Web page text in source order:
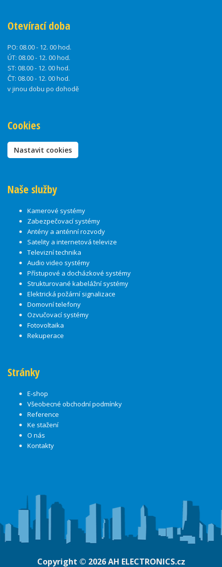
Otevírací doba
PO: 08.00 - 12. 00 hod.
ÚT: 08.00 - 12. 00 hod.
ST: 08.00 - 12. 00 hod.
ČT: 08.00 - 12. 00 hod.
v jinou dobu po dohodě
Cookies
Nastavit cookies
Naše služby
Kamerové systémy
Zabezpečovací systémy
Antény a anténní rozvody
Satelity a internetová televize
Televizní technika
Audio video systémy
Přístupové a docházkové systémy
Strukturované kabelážní systémy
Elektrická požární signalizace
Domovní telefony
Ozvučovací systémy
Fotovoltaika
Rekuperace
Stránky
E-shop
Všeobecné obchodní podmínky
Reference
Ke stažení
O nás
Kontakty
Copyright © 2026AH ELECTRONICS.cz